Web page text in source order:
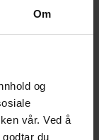
Om
og
vår. Ved å
du
får